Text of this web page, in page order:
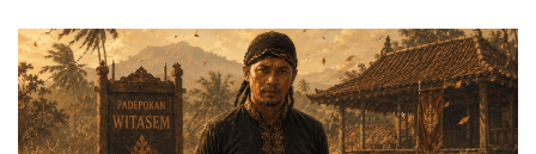
content